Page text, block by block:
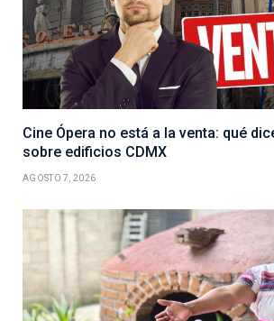
Cine Ópera no está a la venta: qué
sobre edificios CDMX
AGOSTO 7, 2026